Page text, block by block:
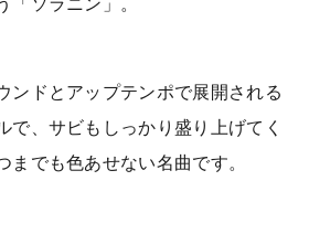
ンドとアップテンポで展開される
で、サビもしっかり盛り上げてく
までも色あせない名曲です。